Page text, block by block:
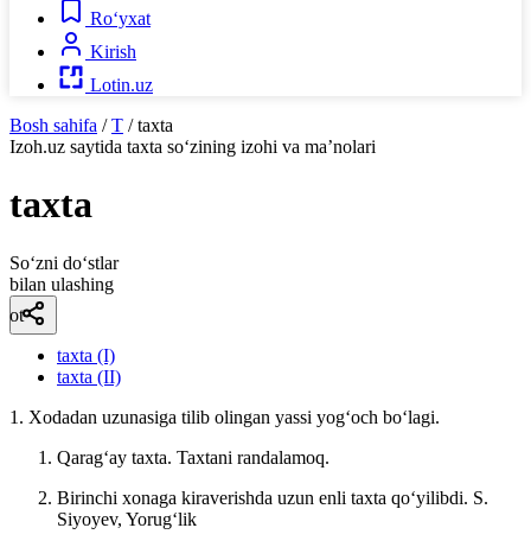
Ro‘yxat
Kirish
Lotin.uz
Bosh sahifa / T / taxta
Izoh.uz saytida taxta so‘zining izohi va ma’nolari
taxta
So‘zni do‘stlar
bilan ulashing
ot
taxta (I)
taxta (II)
1. Xodadan uzunasiga tilib olingan yassi yogʻoch boʻlagi.
Qaragʻay taxta. Taxtani randalamoq.
Birinchi xonaga kiraverishda uzun enli taxta qoʻyilibdi. S.
Siyoyev, Yorugʻlik